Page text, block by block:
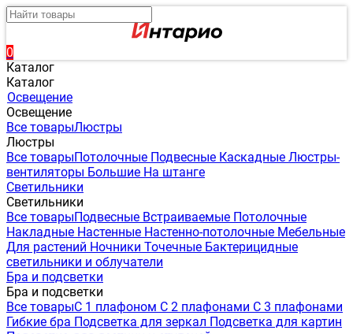
0
Каталог
Каталог
Освещение
Освещение
Все товарыЛюстры
Люстры
Все товарыПотолочные Подвесные Каскадные Люстры-
вентиляторы Большие На штанге
Светильники
Светильники
Все товарыПодвесные Встраиваемые Потолочные
Накладные Настенные Настенно-потолочные Мебельные
Для растений Ночники Точечные Бактерицидные
светильники и облучатели
Бра и подсветки
Бра и подсветки
Все товарыС 1 плафоном С 2 плафонами С 3 плафонами
Гибкие бра Подсветка для зеркал Подсветка для картин